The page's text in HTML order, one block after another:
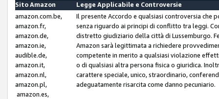
Sito Amazon
Legge Applicabile e Controversie
amazon.com.be,
amazon.fr,
amazon.de,
amazon.ie,
audible.de,
amazon.it,
amazon.nl,
amazon.pl,
amazon.es,
Il presente Accordo e qualsiasi controversia che
senza riguardo ai principi di conflitto tra leggi.
distretto giudiziario della città di Lussemburgo.
Amazon sarà legittimata a richiedere
competente in merito a qualsiasi violazione
o di qualsiasi altra persona fisica o giuridica.
carattere speciale, unico, straordinario,
adeguatamente risarcita come danno pecuniario.